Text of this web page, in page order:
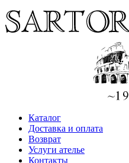
Каталог
Доставка и оплата
Возврат
Услуги ателье
Контакты